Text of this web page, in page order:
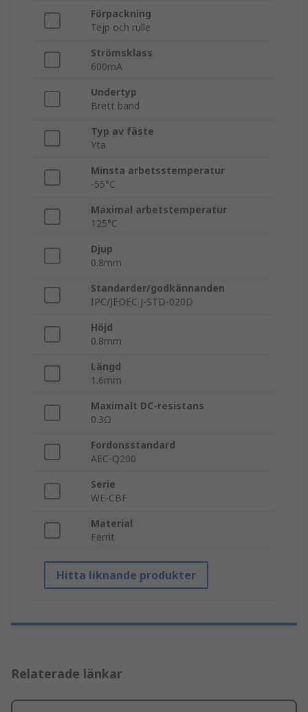
Förpackning
Tejp och rulle
Strömsklass
600mA
Undertyp
Brett band
Typ av fäste
Yta
Minsta arbetsstemperatur
-55°C
Maximal arbetstemperatur
125°C
Djup
0.8mm
Standarder/godkännanden
IPC/JEDEC J-STD-020D
Höjd
0.8mm
Längd
1.6mm
Maximalt DC-resistans
0.3Ω
Fordonsstandard
AEC-Q200
Serie
WE-CBF
Material
Ferrit
Hitta liknande produkter
Relaterade länkar